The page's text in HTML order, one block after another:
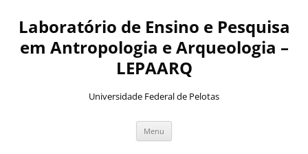
o
conteúdo
Laboratório de Ensino e Pesquisa
em Antropologia e Arqueologia –
LEPAARQ
Universidade Federal de Pelotas
Menu